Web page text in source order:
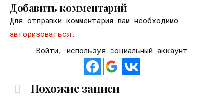
Добавить комментарий
Для отправки комментария вам необходимо
авторизоваться .
Войти, используя социальный аккаунт
Похожие записи